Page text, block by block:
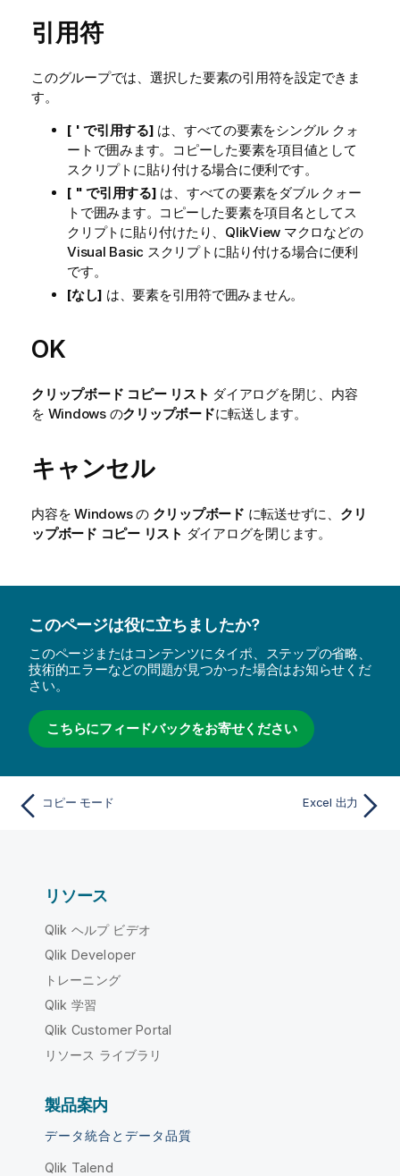
引用符
このグループでは、選択した要素の引用符を設定できま
す。
[ ' で引用する] は、すべての要素をシングル クォ
ートで囲みます。コピーした要素を項目値として
スクリプトに貼り付ける場合に便利です。
[ " で引用する] は、すべての要素をダブル クォー
トで囲みます。コピーした要素を項目名としてス
クリプトに貼り付けたり、QlikView マクロなどの
Visual Basic スクリプトに貼り付ける場合に便利
です。
[なし] は、要素を引用符で囲みません。
OK
クリップボード コピー リスト ダイアログを閉じ、内容
を Windows のクリップボードに転送します。
キャンセル
内容を Windows の クリップボード に転送せずに、 クリ
ップボード コピー リスト ダイアログを閉じます。
このページは役に立ちましたか?
このページまたはコンテンツにタイポ、ステップの省略、
技術的エラーなどの問題が見つかった場合はお知らせくだ
さい。
こちらにフィードバックをお寄せください
コピー モード Excel 出力
リソース
Qlik ヘルプ ビデオ
Qlik Developer
トレーニング
Qlik 学習
Qlik Customer Portal
リソース ライブラリ
製品案内
データ統合とデータ品質
Qlik Talend